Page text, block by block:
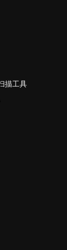
描工具